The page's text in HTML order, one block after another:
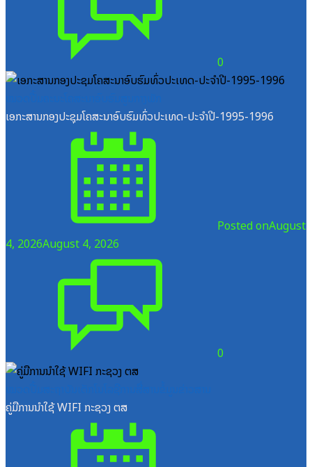
0
ເອກະສານກອງປະຊຸມໂຄສະນາອົບຮົມທົ່ວປະເທດ-ປະຈໍາປີ-1995-1996
Posted onAugust
4, 2026August 4, 2026
0
ຄູ່ມືການນຳໃຊ້ WIFI ກະຊວງ ຕສ